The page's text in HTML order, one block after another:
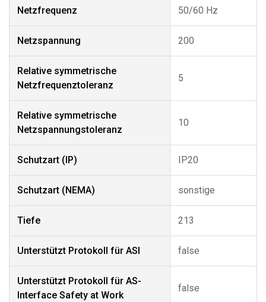
Netzfrequenz 50/60 Hz
Netzspannung 200
Relative symmetrische
Netzfrequenztoleranz
5
Relative symmetrische
Netzspannungstoleranz
10
Schutzart (IP) IP20
Schutzart (NEMA) sonstige
Tiefe 213
Unterstützt Protokoll für ASI false
Unterstützt Protokoll für AS-
Interface Safety at Work
false